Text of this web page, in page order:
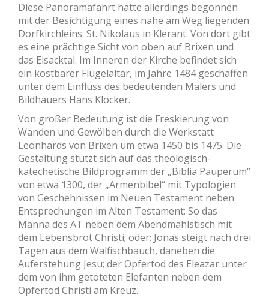
Diese Panoramafahrt hatte allerdings begonnen
mit der Besichtigung eines nahe am Weg liegenden
Dorfkirchleins: St. Nikolaus in Klerant. Von dort gibt
es eine prächtige Sicht von oben auf Brixen und
das Eisacktal. Im Inneren der Kirche befindet sich
ein kostbarer Flügelaltar, im Jahre 1484 geschaffen
unter dem Einfluss des bedeutenden Malers und
Bildhauers Hans Klocker.
Von großer Bedeutung ist die Freskierung von
Wänden und Gewölben durch die Werkstatt
Leonhards von Brixen um etwa 1450 bis 1475. Die
Gestaltung stützt sich auf das theologisch-
katechetische Bildprogramm der „Biblia Pauperum“
von etwa 1300, der „Armenbibel“ mit Typologien
von Geschehnissen im Neuen Testament neben
Entsprechungen im Alten Testament: So das
Manna des AT neben dem Abendmahlstisch mit
dem Lebensbrot Christi; oder: Jonas steigt nach drei
Tagen aus dem Walfischbauch, daneben die
Auferstehung Jesu; der Opfertod des Eleazar unter
dem von ihm getöteten Elefanten neben dem
Opfertod Christi am Kreuz.